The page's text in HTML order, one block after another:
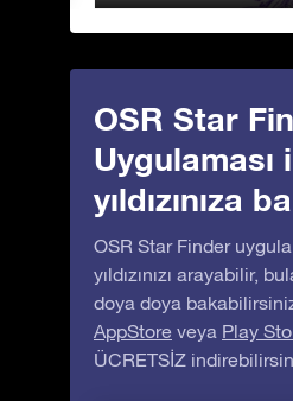
OSR Star
Uygulaması
yıldızınıza
OSR Star Finder
yıldızınızı arayabilir,
doya doya
AppStore veya Play
ÜCRETSİZ